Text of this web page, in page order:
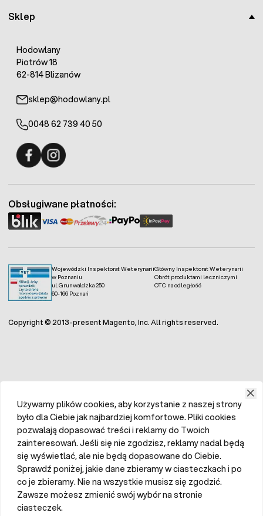
Sklep
Hodowlany
Piotrów 18
62-814 Blizanów
sklep@hodowlany.pl
0048 62 739 40 50
Wojewódzki Inspektorat Weterynarii
w Poznaniu
ul. Grunwaldzka 250
60-166 Poznań
Główny Inspektorat Weterynarii
Obrót produktami leczniczymi
OTC na odległość
Obsługiwane płatności:
Copyright © 2013-present Magento, Inc. All rights reserved.
Używamy plików cookies, aby korzystanie z naszej strony
było dla Ciebie jak najbardziej komfortowe. Pliki cookies
pozwalają dopasować treści i reklamy do Twoich
zainteresowań. Jeśli się nie zgodzisz, reklamy nadal będą
się wyświetlać, ale nie będą dopasowane do Ciebie.
Sprawdź poniżej, jakie dane zbieramy w ciasteczkach i po
co je zbieramy. Nie na wszystkie musisz się zgodzić.
Zawsze możesz zmienić swój wybór na stronie
ciasteczek.